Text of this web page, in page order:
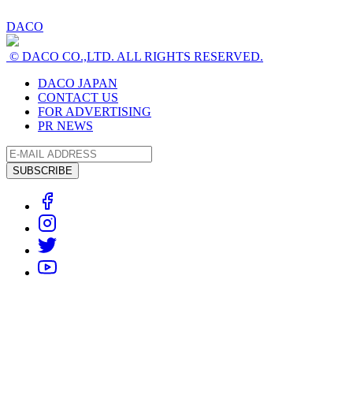
DACO
© DACO CO.,LTD. ALL RIGHTS RESERVED.
DACO JAPAN
CONTACT US
FOR ADVERTISING
PR NEWS